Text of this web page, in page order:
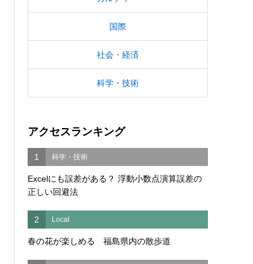
国際
社会・経済
科学・技術
アクセスランキング
1 科学・技術
Excelにも誤差がある？ 浮動小数点演算誤差の
正しい回避法
2 Local
春の花が楽しめる 福島県内の散歩道